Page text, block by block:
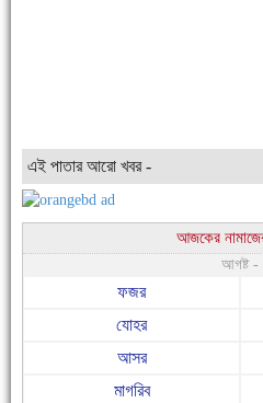
এই পাতার আরো খবর -
আজকের
আগষ্ট -
ফজর
যোহর
আসর
মাগরিব